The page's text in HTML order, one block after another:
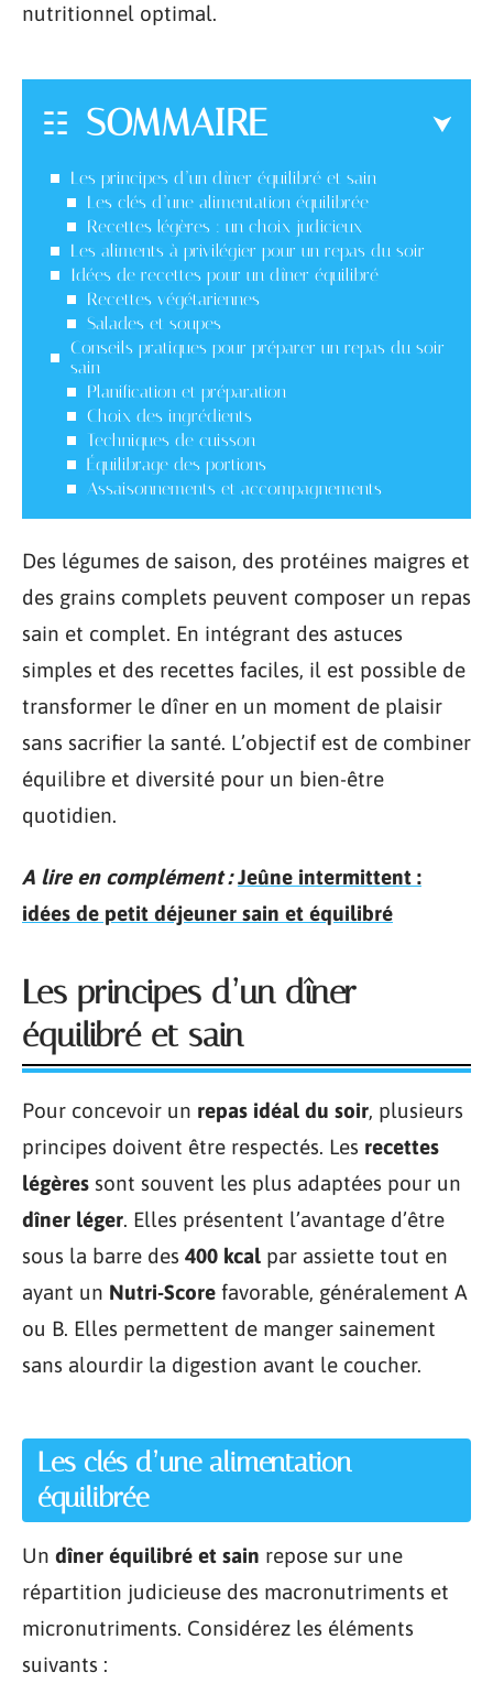
nutritionnel optimal.
SOMMAIRE
Les principes d’un dîner équilibré et sain
Les clés d’une alimentation équilibrée
Recettes légères : un choix judicieux
Les aliments à privilégier pour un repas du soir
Idées de recettes pour un dîner équilibré
Recettes végétariennes
Salades et soupes
Conseils pratiques pour préparer un repas du soir
sain
Planification et préparation
Choix des ingrédients
Techniques de cuisson
Équilibrage des portions
Assaisonnements et accompagnements
Des légumes de saison, des protéines maigres et
des grains complets peuvent composer un repas
sain et complet. En intégrant des astuces
simples et des recettes faciles, il est possible de
transformer le dîner en un moment de plaisir
sans sacrifier la santé. L’objectif est de combiner
équilibre et diversité pour un bien-être
quotidien.
A lire en complément : Jeûne intermittent :
idées de petit déjeuner sain et équilibré
Les principes d’un dîner
équilibré et sain
Pour concevoir un repas idéal du soir, plusieurs
principes doivent être respectés. Les recettes
légères sont souvent les plus adaptées pour un
dîner léger. Elles présentent l’avantage d’être
sous la barre des 400 kcal par assiette tout en
ayant un Nutri-Score favorable, généralement A
ou B. Elles permettent de manger sainement
sans alourdir la digestion avant le coucher.
Les clés d’une alimentation
équilibrée
Un dîner équilibré et sain repose sur une
répartition judicieuse des macronutriments et
micronutriments. Considérez les éléments
suivants :